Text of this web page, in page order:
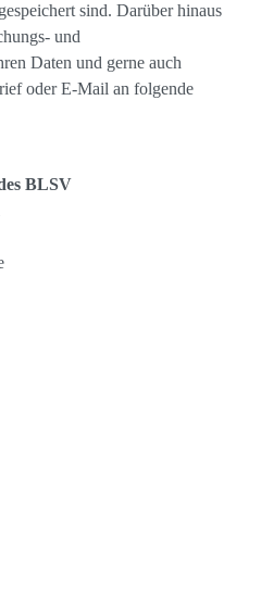
sind. Darüber hinaus
und
Daten und gerne auch
oder E-Mail an folgende
BLSV
IST UNSERE